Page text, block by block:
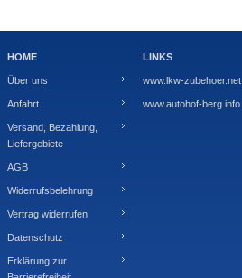
HOME
Über uns
Anfahrt
Versand, Bezahlung,
Liefergebiete
AGB
Widerrufsbelehrung
Vertrag widerrufen
Datenschutz
Erklärung zur
LINKS
www.lkw-zubehoer.net
www.autohof-berg.info